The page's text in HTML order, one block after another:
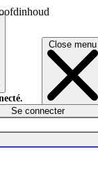
Close menu
Se connecter